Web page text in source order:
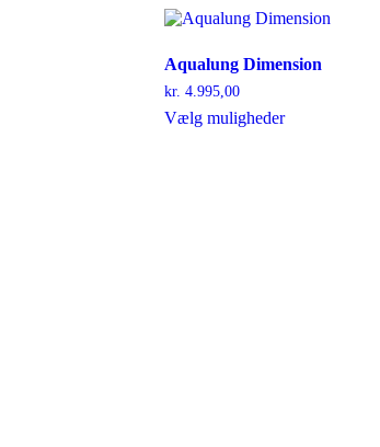
Aqualung Dimension
kr. 4.995,00
Vælg mulighederDette